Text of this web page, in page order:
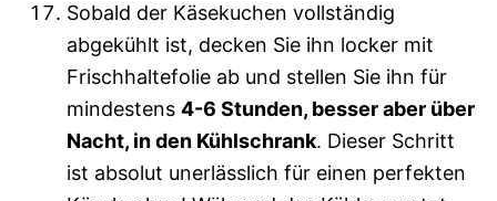
Sobald der Käsekuchen vollständig
abgekühlt ist, decken Sie ihn locker mit
Frischhaltefolie ab und stellen Sie ihn für
mindestens 4-6 Stunden, besser aber über
Nacht, in den Kühlschrank. Dieser Schritt
ist absolut unerlässlich für einen perfekten